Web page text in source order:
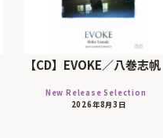
【CD】EVOKE／八巻志帆
New Release Selection
2026年8月3日